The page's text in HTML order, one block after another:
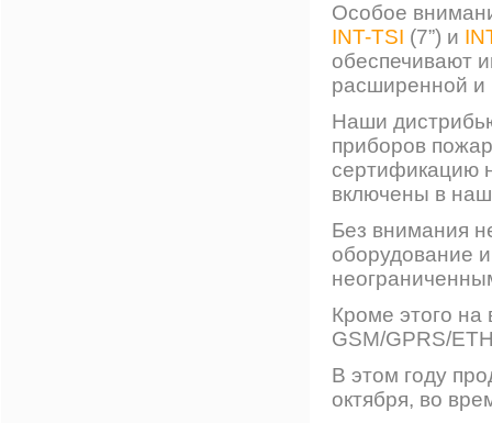
Особое
INT-TSI (7”) и
обеспечивают
расширенной и
Наши
приборов
сертификацию
включены в
Без внимания
оборудование
Кроме этого
GSM/GPRS/
В этом году
октября, во